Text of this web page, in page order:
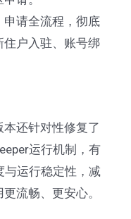
请全流程，彻底
户入驻、账号绑
还针对性修复了
运行机制，有
与运行稳定性，减
流畅、更安心。